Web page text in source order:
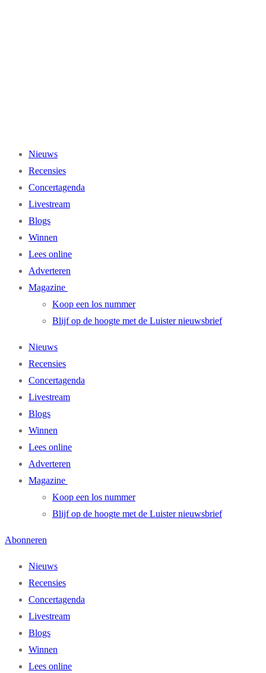
Nieuws
Recensies
Concertagenda
Livestream
Blogs
Winnen
Lees online
Adverteren
Magazine
Koop een los nummer
Blijf op de hoogte met de Luister nieuwsbrief
Nieuws
Recensies
Concertagenda
Livestream
Blogs
Winnen
Lees online
Adverteren
Magazine
Koop een los nummer
Blijf op de hoogte met de Luister nieuwsbrief
Abonneren
Nieuws
Recensies
Concertagenda
Livestream
Blogs
Winnen
Lees online